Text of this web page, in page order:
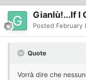
Gianlù!...If I
Posted February
Quote
Vorrà dire che